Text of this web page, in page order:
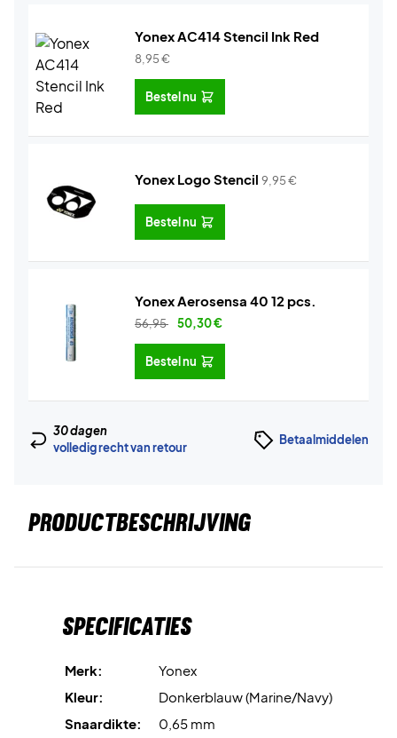
Yonex AC414 Stencil Ink Red
8,95€
Bestel nu
Yonex Logo Stencil 9,95€
Bestel nu
Yonex Aerosensa 40 12 pcs.
56,95 50,30€
Bestel nu
30 dagen
volledig recht van retour
Betaalmiddelen
PRODUCTBESCHRIJVING
Specificaties
Merk:
Yonex
Kleur:
Donkerblauw (Marine/Navy)
Snaardikte:
0,65 mm